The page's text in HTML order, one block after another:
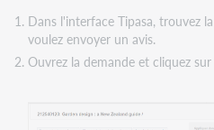
Dans l'interface Tipasa, trouvez la
voulez envoyer un avis.
Ouvrez la demande et cliquez sur